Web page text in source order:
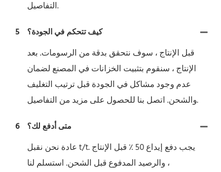
التفاصيل.
5 كيف تتحكم في الجودة؟
قبل الإنتاج ، سوف نتحقق بدقة من الرسومات. بعد
الإنتاج ، سنقوم بتثبيت الخزانات في المصنع لضمان
عدم وجود مشاكل في الجودة قبل ترتيب التغليف
والشحن. اتصل بنا للحصول على مزيد من التفاصيل.
6 متى أدفع لك؟
عادة نحن نقبل t/t. يجب دفع إيداع 50 ٪ قبل الإنتاج
، والرصيد المدفوع قبل الشحن. استسلم لنا